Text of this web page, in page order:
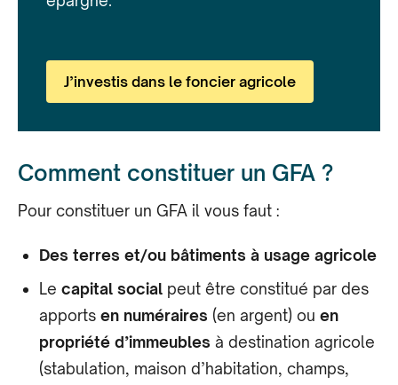
J’investis dans le foncier agricole
Comment constituer un GFA ?
Pour constituer un GFA il vous faut :
Des terres et/ou bâtiments à usage agricole
Le capital social peut être constitué par des
apports en numéraires (en argent) ou en
propriété d’immeubles à destination agricole
(stabulation, maison d’habitation, champs,